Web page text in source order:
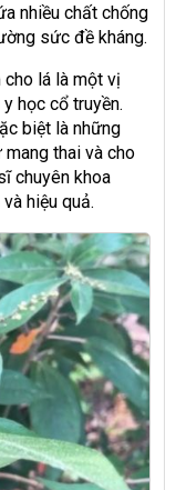
nhiều chất chống
sức đề kháng.
lá là một vị
học cổ truyền.
biệt là những
thai và cho
chuyên khoa
hiệu quả.